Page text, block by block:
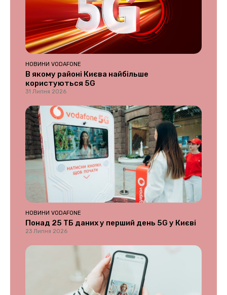
НОВИНИ VODAFONE
В якому районі Києва найбільше
користуються 5G
31 Липня 2026
НОВИНИ VODAFONE
Понад 25 ТБ даних у перший день 5G у Києві
23 Липня 2026